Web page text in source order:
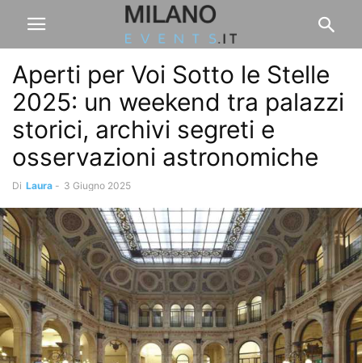
Aperti per Voi Sotto le Stelle
2025: un weekend tra palazzi
storici, archivi segreti e
osservazioni astronomiche
Di Laura - 3 Giugno 2025